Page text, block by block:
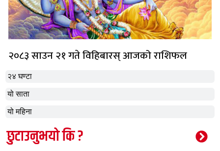
२४ घण्टा
यो साता
यो महिना
२०८३ साउन २१ गते विहिबारस् आजको राशिफल
छुटाउनुभयो कि ?